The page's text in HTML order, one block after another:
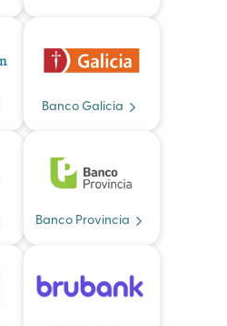
Banco Galicia
Banco Provincia